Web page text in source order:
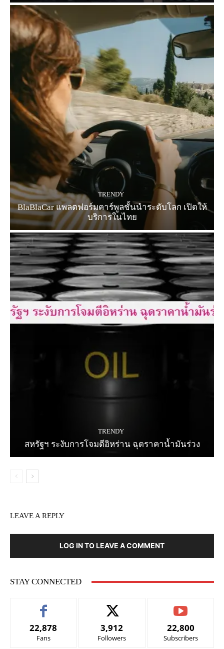
TRENDY
BlaBlaCar แพลตฟอร์มคาร์พูลชั้นนำระดับโลก เปิดให้
บริการในไทย
TRENDY
สหรัฐฯ ระงับการโจมตีอิหร่าน ฉุดราคาน้ำมันร่วง
LEAVE A REPLY
LOG IN TO LEAVE A COMMENT
STAY CONNECTED
22,878
Fans
3,912
Followers
22,800
Subscribers